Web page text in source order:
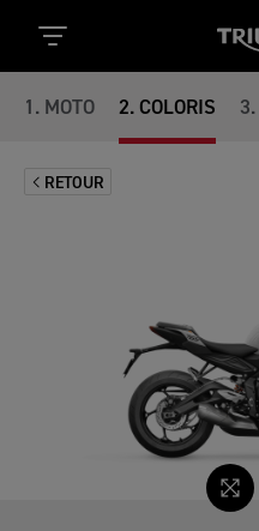
1 . MOTO 2. COLORIS 3.
RETOUR